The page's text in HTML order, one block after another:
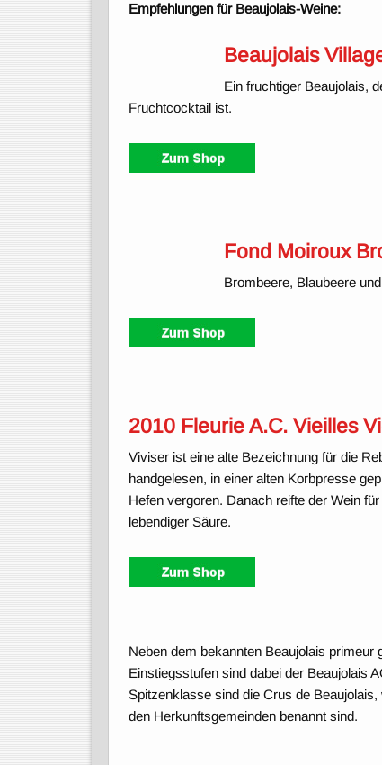
Empfehlungen für Beaujolais-Weine:
Beaujolais
Ein fruchtiger Beaujolais,
Fruchtcocktail ist.
Fond Moiroux
Brombeere, Blaubeere
2010 Fleurie A.C. Vieilles
Viviser ist eine alte Bezeichnung für die
handgelesen, in einer alten Korbpresse
Hefen vergoren. Danach reifte der Wein
lebendiger Säure.
Neben dem bekannten Beaujolais
Einstiegsstufen sind dabei der Beaujolais
Spitzenklasse sind die Crus de
den Herkunftsgemeinden benannt sind.